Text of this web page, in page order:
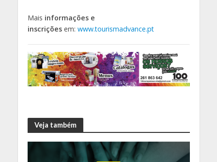
Mais informações e
inscriçõesem: www.tourismadvance.pt
Veja também